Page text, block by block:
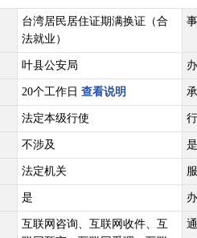
台湾居民居住证期满换证（合
法就业）
叶县公安局
20个工作日 查看说明
法定本级行使
不涉及
法定机关
是
互联网咨询、互联网收件、互